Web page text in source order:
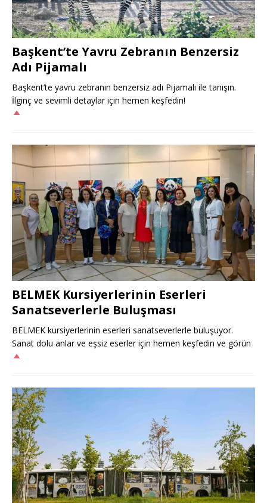
Başkent’te Yavru Zebranın Benzersiz
Adı Pijamalı
Başkent’te yavru zebranın benzersiz adı Pijamalı ile tanışın.
İlginç ve sevimli detaylar için hemen keşfedin!
BELMEK Kursiyerlerinin Eserleri
Sanatseverlerle Buluşması
BELMEK kursiyerlerinin eserleri sanatseverlerle buluşuyor.
Sanat dolu anlar ve eşsiz eserler için hemen keşfedin ve görün